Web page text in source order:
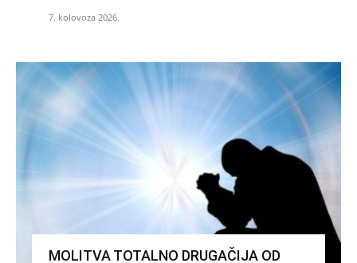
7. kolovoza 2026.
MOLITVA TOTALNO DRUGAČIJA OD